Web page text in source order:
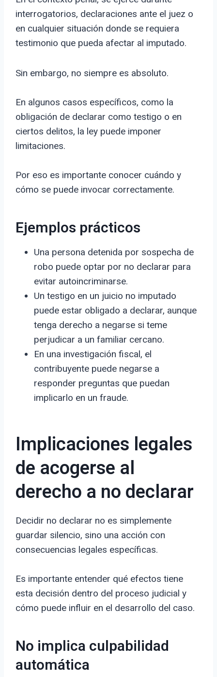
interrogatorios, declaraciones ante el juez o
en cualquier situación donde se requiera
testimonio que pueda afectar al imputado.
Sin embargo, no siempre es absoluto.
En algunos casos específicos, como la
obligación de declarar como testigo o en
ciertos delitos, la ley puede imponer
limitaciones.
Por eso es importante conocer cuándo y
cómo se puede invocar correctamente.
Ejemplos prácticos
Una persona detenida por sospecha de
robo puede optar por no declarar para
evitar autoincriminarse.
Un testigo en un juicio no imputado
puede estar obligado a declarar, aunque
tenga derecho a negarse si teme
perjudicar a un familiar cercano.
En una investigación fiscal, el
contribuyente puede negarse a
responder preguntas que puedan
implicarlo en un fraude.
Implicaciones legales
de acogerse al
derecho a no declarar
Decidir no declarar no es simplemente
guardar silencio, sino una acción con
consecuencias legales específicas.
Es importante entender qué efectos tiene
esta decisión dentro del proceso judicial y
cómo puede influir en el desarrollo del caso.
No implica culpabilidad
automática